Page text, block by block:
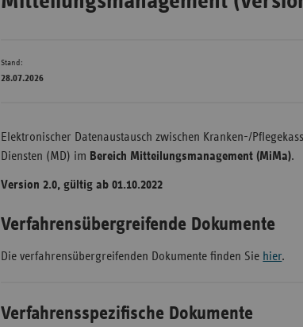
Stand:
28.07.2026
Elektronischer Datenaustausch zwischen Kranken-/
Diensten (MD) im Bereich Mitteilungsmanagement (MiMa).
Version 2.0, gültig ab 01.10.2022
Verfahrensübergreifende Dokumente
Die verfahrensübergreifenden Dokumente finden Sie hier.
Verfahrensspezifische Dokumente